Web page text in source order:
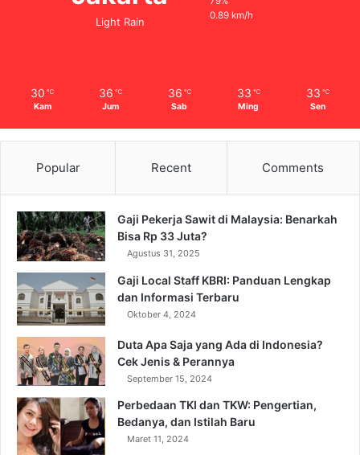
Light Rain
0.89 km/h
30 ℃
Kam
36 ℃
Jum
36 ℃
Sab
33 ℃
Ming
33 ℃
Sen
Popular Recent Comments
Gaji Pekerja Sawit di Malaysia: Benarkah
Bisa Rp 33 Juta?
Agustus 31, 2025
Gaji Local Staff KBRI: Panduan Lengkap
dan Informasi Terbaru
Oktober 4, 2024
Duta Apa Saja yang Ada di Indonesia?
Cek Jenis & Perannya
September 15, 2024
Perbedaan TKI dan TKW: Pengertian,
Bedanya, dan Istilah Baru
Maret 11, 2024